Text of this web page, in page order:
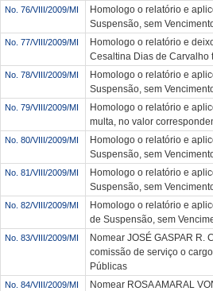
No. 76/VIII/2009/MI
Homologo o relatório e
Suspensão, sem
No. 77/VIII/2009/MI
Homologo o relatório e
Cesaltina Dias de Carvalho
No. 78/VIII/2009/MI
Homologo o relatório e
Suspensão, sem
No. 79/VIII/2009/MI
Homologo o relatório e
multa, no valor
No. 80/VIII/2009/MI
Homologo o relatório e
Suspensão, sem
No. 81/VIII/2009/MI
Homologo o relatório e
Suspensão, sem
No. 82/VIII/2009/MI
Homologo o relatório e
de Suspensão, sem
No. 83/VIII/2009/MI
Nomear JOSÉ GASPAR R.
comissão de serviço o
Públicas
No. 84/VIII/2009/MI
Nomear ROSA AMARAL